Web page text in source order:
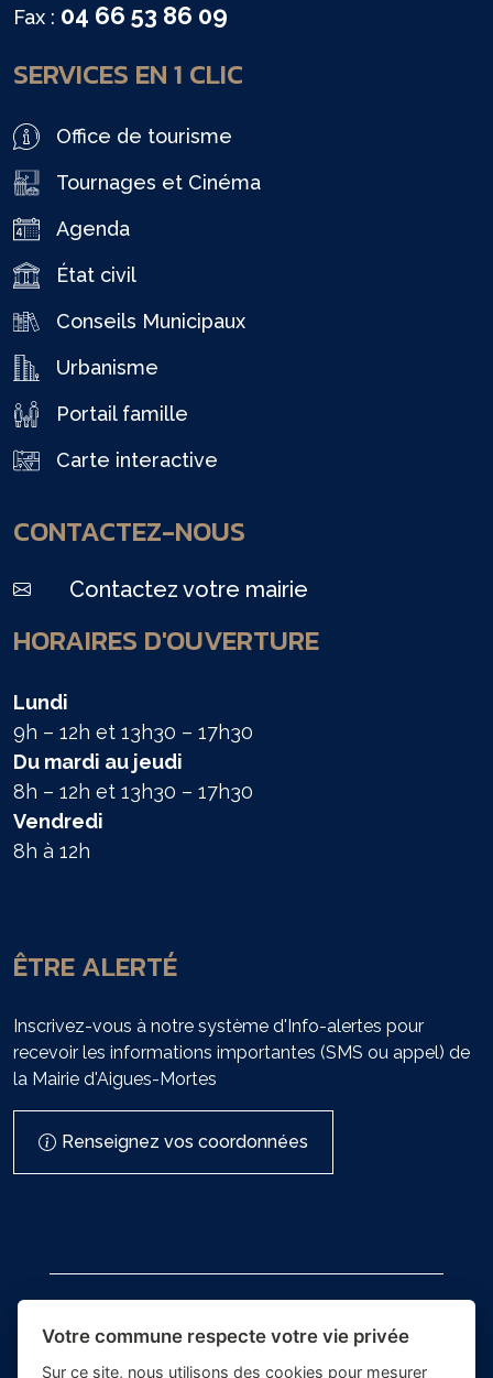
Fax : 04 66 53 86 09
SERVICES EN 1 CLIC
Office de tourisme
Tournages et Cinéma
Agenda
État civil
Conseils Municipaux
Urbanisme
Portail famille
Carte interactive
CONTACTEZ-NOUS
Contactez votre mairie
HORAIRES D'OUVERTURE
Lundi
9h – 12h et 13h30 – 17h30
Du mardi au jeudi
8h – 12h et 13h30 – 17h30
Vendredi
8h à 12h
ÊTRE ALERTÉ
Inscrivez-vous à notre système d'Info-alertes pour
recevoir les informations importantes (SMS ou appel) de
la Mairie d'Aigues-Mortes
Renseignez vos coordonnées
Votre commune respecte votre vie privée
Sur ce site, nous utilisons des cookies pour mesurer